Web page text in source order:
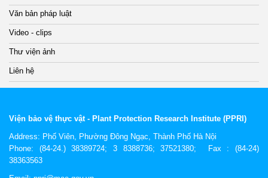
Văn bản pháp luật
Video - clips
Thư viện ảnh
Liên hệ
Viện bảo vệ thực vật - Plant Protection Research Institute (PPRI)
Address: Phố Viên, Phường Đông Ngạc, Thành Phố Hà Nội
Phone: (84-24.) 38389724; 3 8388736; 37521380; Fax : (84-24)
38363563